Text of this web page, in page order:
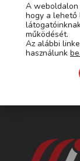
A
A weboldalon
hogy a lehető
működését.
Az alábbi
használunk